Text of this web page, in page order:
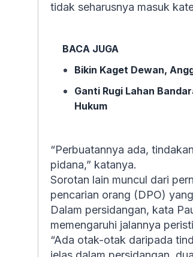
tidak seharusnya masuk
BACA JUGA
Bikin Kaget Dewan,
Ganti Rugi Lahan
Hukum
“Perbuatannya ada,
pidana,” katanya.
Sorotan lain muncul dari
pencarian orang (DPO)
Dalam persidangan, kata
memengaruhi jalannya
“Ada otak-otak daripada